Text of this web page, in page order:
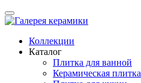
Коллекции
Каталог
Плитка для ванной
Керамическая плитка